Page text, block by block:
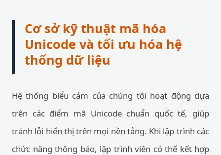
Cơ sở kỹ thuật mã hóa
Unicode và tối ưu hóa hệ
thống dữ liệu
Hệ thống biểu cảm của chúng tôi hoạt động dựa
trên các điểm mã Unicode chuẩn quốc tế, giúp
tránh lỗi hiển thị trên mọi nền tảng. Khi lập trình các
chức năng thông báo, lập trình viên có thể kết hợp